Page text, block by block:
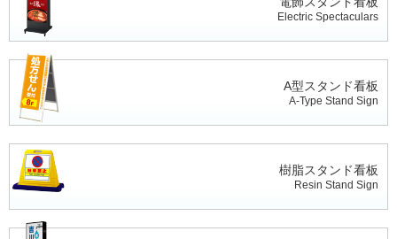
Electric Spectaculars
A型スタンド看板
A-Type Stand Sign
樹脂スタンド看板
Resin Stand Sign